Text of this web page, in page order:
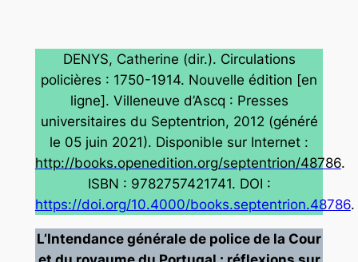
DENYS, Catherine (dir.). Circulations
policières : 1750-1914. Nouvelle édition [en
ligne]. Villeneuve d’Ascq : Presses
universitaires du Septentrion, 2012 (généré
le 05 juin 2021). Disponible sur Internet :
http://books.openedition.org/septentrion/48786.
ISBN : 9782757421741. DOI :
https://doi.org/10.4000/books.septentrion.48786.
L’Intendance générale de police de la Cour